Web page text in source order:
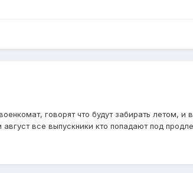
говорят что будут забирать летом, и
все выпускники кто попадают под